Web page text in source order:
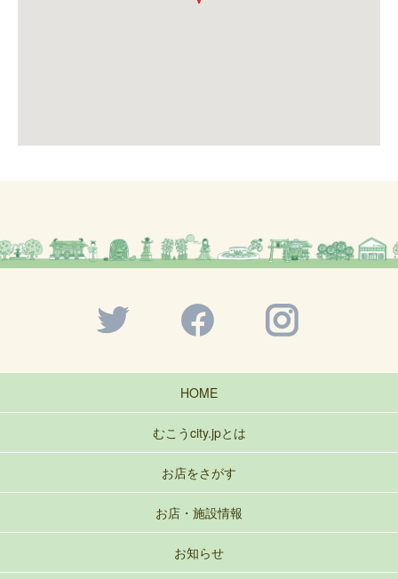
HOME
むこうcity.jpとは
お店をさがす
お店・施設情報
お知らせ